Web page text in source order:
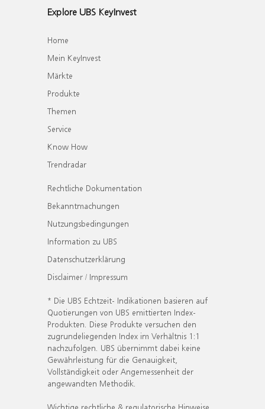
Explore UBS KeyInvest
Home
Mein KeyInvest
Märkte
Produkte
Themen
Service
Know How
Trendradar
Rechtliche Dokumentation
Bekanntmachungen
Nutzungsbedingungen
Information zu UBS
Datenschutzerklärung
Disclaimer / Impressum
* Die UBS Echtzeit- Indikationen basieren auf
Quotierungen von UBS emittierten Index-
Produkten. Diese Produkte versuchen den
zugrundeliegenden Index im Verhältnis 1:1
nachzufolgen. UBS übernimmt dabei keine
Gewährleistung für die Genauigkeit,
Vollständigkeit oder Angemessenheit der
angewandten Methodik.